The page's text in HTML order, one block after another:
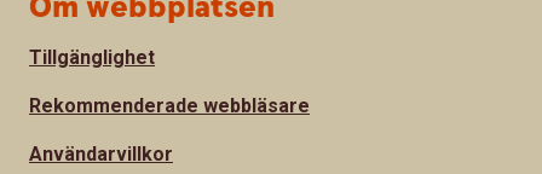
Tillgänglighet
Rekommenderade webbläsare
Användarvillkor